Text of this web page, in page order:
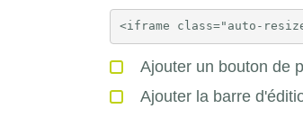
Ajouter un bouton de
Ajouter la barre